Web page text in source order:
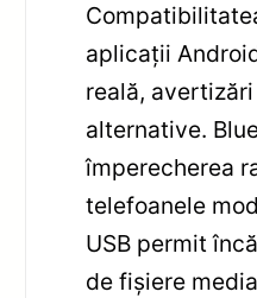
aplicații
reală,
alternative.
împerecherea
telefoanele
USB permit
de fișiere